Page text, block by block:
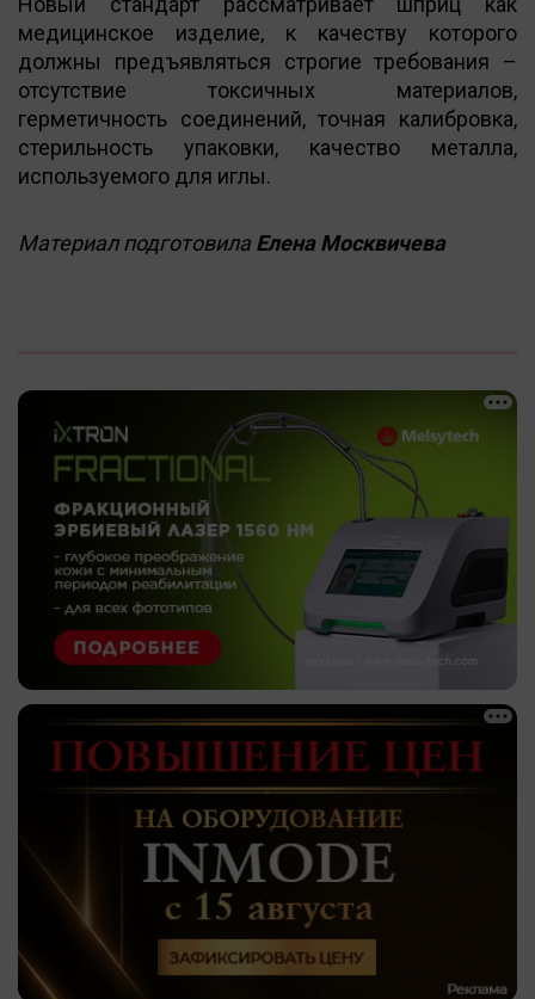
медицинское изделие, к качеству которого
должны предъявляться строгие требования –
отсутствие токсичных материалов,
герметичность соединений, точная калибровка,
стерильность упаковки, качество металла,
используемого для иглы.
Материал подготовила Елена Москвичева